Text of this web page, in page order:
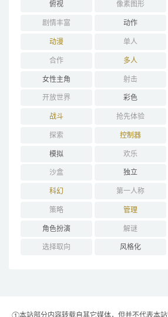
俯视 像素图形
剧情丰富 动作
动漫 单人
合作 多人
女性主角 射击
开放世界 彩色
战斗 抢先体验
探索 控制器
模拟 欢乐
沙盒 独立
科幻 第一人称
策略 管理
角色扮演 解谜
选择取向 风格化
①本站部分内容转载自其它媒体，但并不代表本